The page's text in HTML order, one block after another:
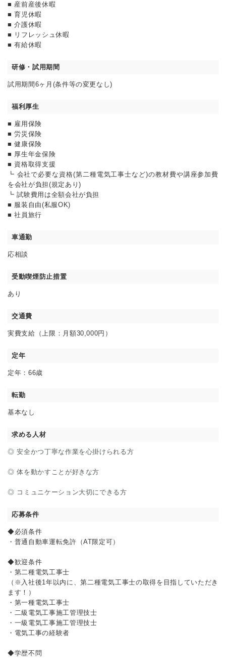
■ 産前産後休暇
■ 育児休暇
■ 介護休暇
■ リフレッシュ休暇
■ 有給休暇
研修・試用期間
試用期間6ヶ月(条件等の変更なし)
福利厚生
■ 雇用保険
■ 労災保険
■ 健康保険
■ 厚生年金保険
■ 資格取得支援
┗ 会社で必要な資格(第二種電気工事士など)の教材費や講座参加費
を会社が負担(規定あり)
┗ 試験費用は全額会社が負担
■ 服装自由(私服OK)
■ 社員旅行
車通勤
応相談
受動喫煙防止措置
あり
交通費
実費支給（上限：月額30,000円）
定年
定年：66歳
転勤
基本なし
求める人材
◎ 安全かつ丁寧な作業を心掛けられる方
◎ 体を動かすことが好きな方
◎ コミュニケーション大切にできる方
応募条件
◆必須条件
・普通自動車運転免許（AT限定可）
◆歓迎条件
・第二種電気工事士
（※入社後1年以内に、第二種電気工事士の取得を目指していただき
ます！）
・第一種電気工事士
・二級電気工事施工管理技士
・一級電気工事施工管理技士
・電気工事の経験者
◆学歴不問